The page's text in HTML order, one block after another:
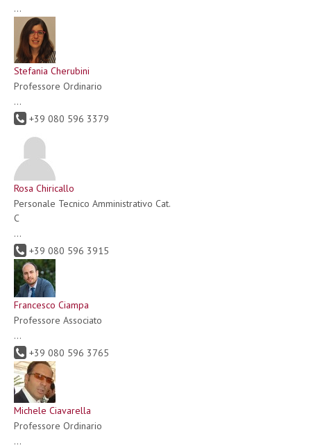
...
Stefania Cherubini
Professore Ordinario
...
+39 080 596 3379
Rosa Chiricallo
Personale Tecnico Amministrativo Cat.
C
...
+39 080 596 3915
Francesco Ciampa
Professore Associato
...
+39 080 596 3765
Michele Ciavarella
Professore Ordinario
...